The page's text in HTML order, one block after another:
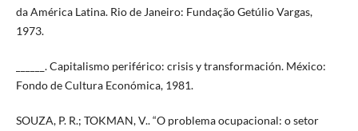
da América Latina. Rio de Janeiro: Fundação Getúlio Vargas,
1973.
______. Capitalismo periférico: crisis y transformación. México:
Fondo de Cultura Económica, 1981.
SOUZA, P. R.; TOKMAN, V.. “O problema ocupacional: o setor